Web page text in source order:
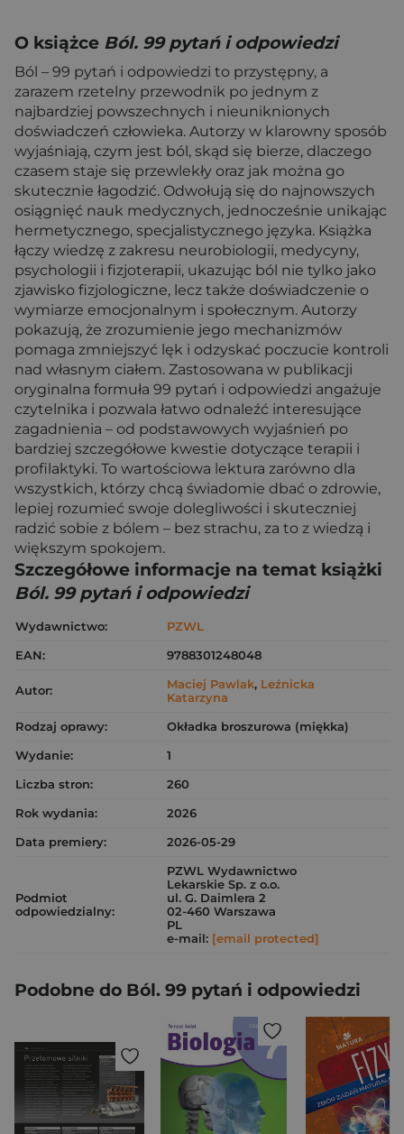
O książce Ból. 99 pytań i odpowiedzi
Ból – 99 pytań i odpowiedzi to przystępny, a
zarazem rzetelny przewodnik po jednym z
najbardziej powszechnych i nieuniknionych
doświadczeń człowieka. Autorzy w klarowny sposób
wyjaśniają, czym jest ból, skąd się bierze, dlaczego
czasem staje się przewlekły oraz jak można go
skutecznie łagodzić. Odwołują się do najnowszych
osiągnięć nauk medycznych, jednocześnie unikając
hermetycznego, specjalistycznego języka. Książka
łączy wiedzę z zakresu neurobiologii, medycyny,
psychologii i fizjoterapii, ukazując ból nie tylko jako
zjawisko fizjologiczne, lecz także doświadczenie o
wymiarze emocjonalnym i społecznym. Autorzy
pokazują, że zrozumienie jego mechanizmów
pomaga zmniejszyć lęk i odzyskać poczucie kontroli
nad własnym ciałem. Zastosowana w publikacji
oryginalna formuła 99 pytań i odpowiedzi angażuje
czytelnika i pozwala łatwo odnaleźć interesujące
zagadnienia – od podstawowych wyjaśnień po
bardziej szczegółowe kwestie dotyczące terapii i
profilaktyki. To wartościowa lektura zarówno dla
wszystkich, którzy chcą świadomie dbać o zdrowie,
lepiej rozumieć swoje dolegliwości i skuteczniej
radzić sobie z bólem – bez strachu, za to z wiedzą i
większym spokojem.
Szczegółowe informacje na temat książki
Ból. 99 pytań i odpowiedzi
Wydawnictwo:
PZWL
EAN:
9788301248048
Autor: Maciej Pawlak, Leźnicka
Katarzyna
Rodzaj oprawy:
Okładka broszurowa (miękka)
Wydanie:
1
Liczba stron:
260
Rok wydania:
2026
Data premiery:
2026-05-29
Podmiot
odpowiedzialny:
PZWL Wydawnictwo
Lekarskie Sp. z o.o.
ul. G. Daimlera 2
02-460 Warszawa
PL
e-mail: [email protected]
Podobne do Ból. 99 pytań i odpowiedzi